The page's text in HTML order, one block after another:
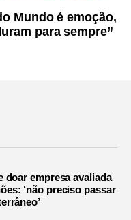
Mundo é emoção,
para sempre”
doar empresa avaliada
‘não preciso passar